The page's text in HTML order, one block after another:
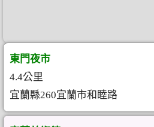
東門夜市
4.4公里
宜蘭縣260宜蘭市和睦路